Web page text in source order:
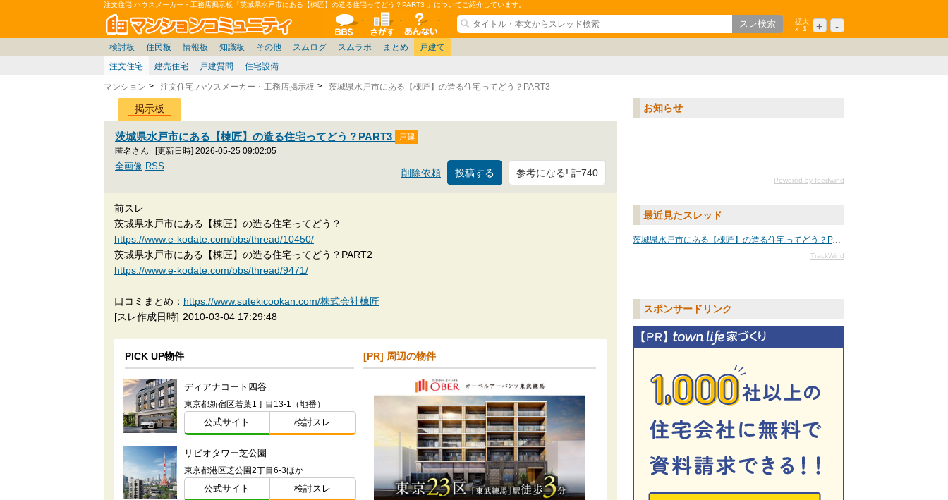
注文住宅 ハウスメーカー・工務店掲示板「茨城県水戸市にある【棟匠】の造る住宅ってどう？PART3 」についてご紹介しています。
マンションコミュニティ
全掲示板 物件検索 サイトについて
拡大
x
1 + -
検討板
東京23区 東京市部 神奈川/横浜 千葉 埼玉 茨城 札幌 仙台/新潟/東北 名古屋/東海
住民板
東京 神奈川 埼玉/千葉/関東 札幌/東北/北陸/信越 名古屋/東海 大阪/兵庫/京都/関西
情報板
価格表 スムログ出張所 暮らしやすさ評価 見学記
知識板
住宅ローン デベ/ゼネコン マンション雑談 マンション質問 住宅質問 管理会社/組合
その他
雑談 賃貸 移住相談 リゾート 広告 バトル 家具 ニュース 個人取引 政治
スムログ
お便り返し 座談会/対談 ブロガーの本音 マンション管理 ノウハウ 東京都 神奈川県
スムラボ
関東 中部 近畿 北海道 東北 中国 九州 その他 まとめ
東京都 神奈川県 千葉県 埼玉県 愛知県 大阪府 兵庫県 福岡県
戸建て
注文住宅
建売住宅 戸建質問 住宅設備
マンション 注文住宅 ハウスメーカー・工務店掲示板 茨城県水戸市にある【棟匠】の造る住宅ってどう？PART3
掲示板
茨城県水戸市にある【棟匠】の造る住宅ってどう？PART3
匿名さん [更新日時] 2026-05-25 09:02:05
削除依頼 参考になる! 計740
全画像 RSS
前スレ
茨城県水戸市にある【棟匠】の造る住宅ってどう？
https://www.e-kodate.com/bbs/thread/10450/
茨城県水戸市にある【棟匠】の造る住宅ってどう？PART2
https://www.e-kodate.com/bbs/thread/9471/
口コミまとめ： https://www.sutekicookan.com/株式会社棟匠
[スレ作成日時] 2010-03-04 17:29:48
PICK UP物件
ディアナコート四谷
東京都新宿区若葉1丁目13-1（地番）
公式サイト 検討スレ
リビオタワー芝公園
東京都港区芝公園2丁目6-3ほか
公式サイト 検討スレ
[PR] 周辺の物件
お知らせ
Powered by feedwind
最近見たスレッド
茨城県水戸市にある【棟匠】の造る住宅ってどう？PART3
TrackWind
スポンサードリンク